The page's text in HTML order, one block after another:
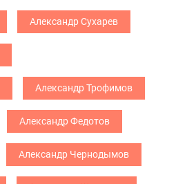
Александр Сухарев
Александр Трофимов
Александр Федотов
Александр Чернодымов